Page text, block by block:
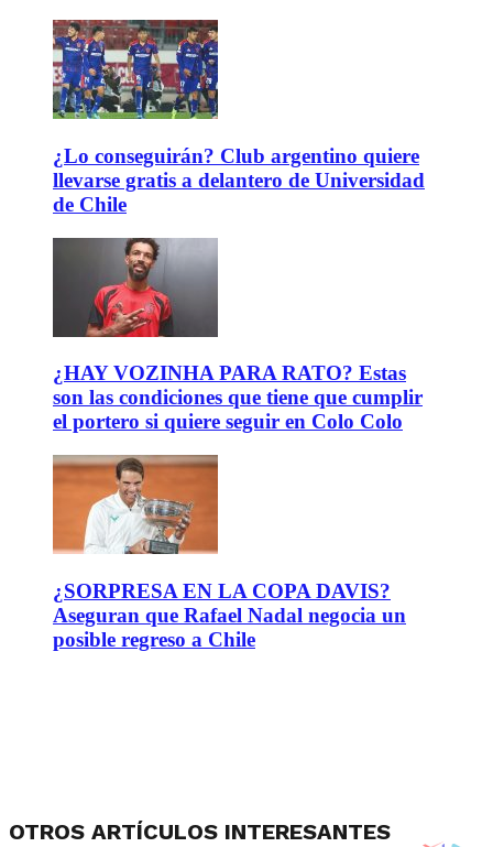
¿Lo conseguirán? Club argentino quiere
llevarse gratis a delantero de Universidad
de Chile
¿HAY VOZINHA PARA RATO? Estas
son las condiciones que tiene que cumplir
el portero si quiere seguir en Colo Colo
¿SORPRESA EN LA COPA DAVIS?
Aseguran que Rafael Nadal negocia un
posible regreso a Chile
OTROS ARTÍCULOS INTERESANTES